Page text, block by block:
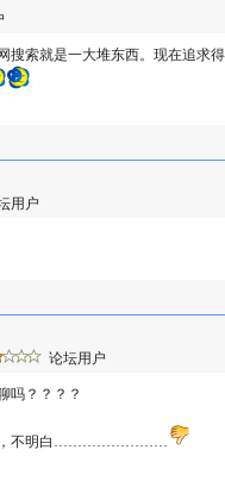
搜索就是一大堆东西。现在追求
用户
论坛用户
吗？？？？
啊，不明白……………………